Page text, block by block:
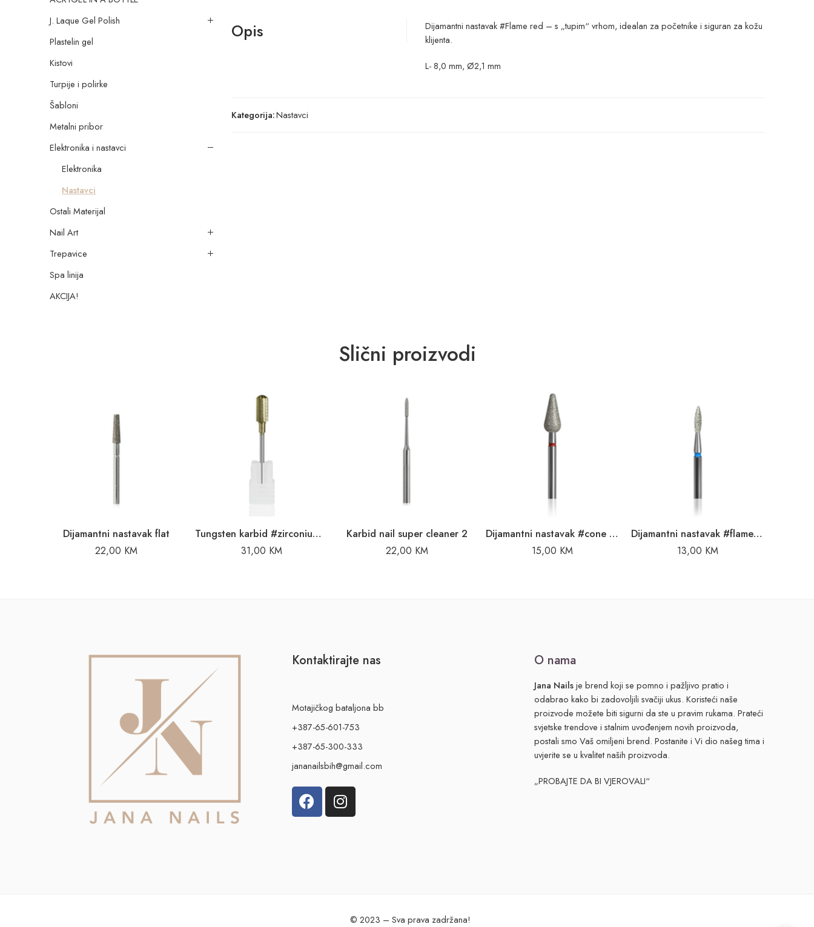
Opis
Dijamantni nastavak #Flame red – s „tupim“ vrhom, idealan za početnike i siguran za kožu
klijenta.
L- 8,0 mm, Ø2,1 mm
Kategorija:Nastavci
J. Laque Gel Polish
Plastelin gel
Kistovi
Turpije i polirke
Šabloni
Metalni pribor
Elektronika i nastavci
Elektronika
Nastavci
Ostali Materijal
Nail Art
Trepavice
Spa linija
AKCIJA!
Slični proizvodi
Dijamantni nastavak flat
22,00 KM
Tungsten karbid #zirconium safe
31,00 KM
Karbid nail super cleaner 2
22,00 KM
Dijamantni nastavak #cone red
15,00 KM
Dijamantni nastavak #flame sharp blue
13,00 KM
Kontaktirajte nas
Motajičkog bataljona bb
+387-65-601-753
+387-65-300-333
jananailsbih@gmail.com
O nama
Jana Nailsje brend koji se pomno i pažljivo pratio i
odabrao kako bi zadovoljili svačiji ukus. Koristeći naše
proizvode možete biti sigurni da ste u pravim rukama. Prateći
svjetske trendove i stalnim uvođenjem novih proizvoda,
postali smo Vaš omiljeni brend. Postanite i Vi dio našeg tima i
uvjerite se u kvalitet naših proizvoda.
„PROBAJTE DA BI VJEROVALI“
© 2023 – Sva prava zadržana!